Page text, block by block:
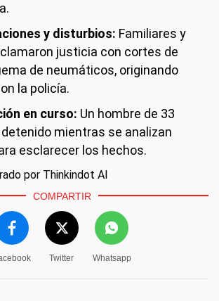
y disturbios: Familiares y
justicia con cortes de
de neumáticos, originando
la policía.
en curso: Un hombre de 33
mientras se analizan
esclarecer los hechos.
por Thinkindot AI
COMPARTIR
Twitter Whatsapp